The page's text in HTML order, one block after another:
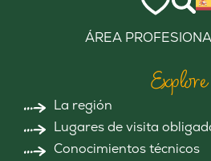
ÁREA
Explore
La región
Lugares de visita
Conocimientos técnicos